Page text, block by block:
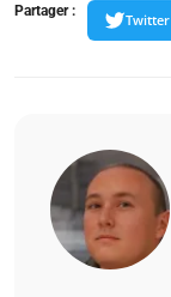
Partager :
Twitter